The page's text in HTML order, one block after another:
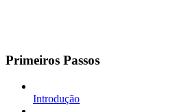
Primeiros Passos
Introdução